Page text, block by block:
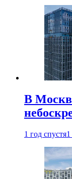
В
1 год спустя